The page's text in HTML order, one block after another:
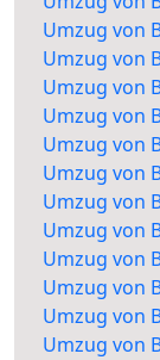
Umzug von
Umzug von
Umzug von
Umzug von
Umzug von
Umzug von
Umzug von
Umzug von
Umzug von
Umzug von
Umzug von
Umzug von